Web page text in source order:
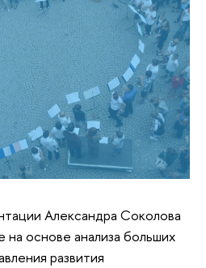
Александра Соколова
на основе анализа больших
развития